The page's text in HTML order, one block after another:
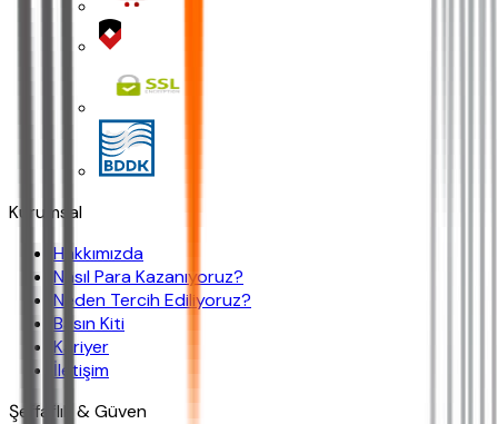
Kurumsal
Hakkımızda
Nasıl Para Kazanıyoruz?
Neden Tercih Ediliyoruz?
Basın Kiti
Kariyer
İletişim
Şeffaflık & Güven